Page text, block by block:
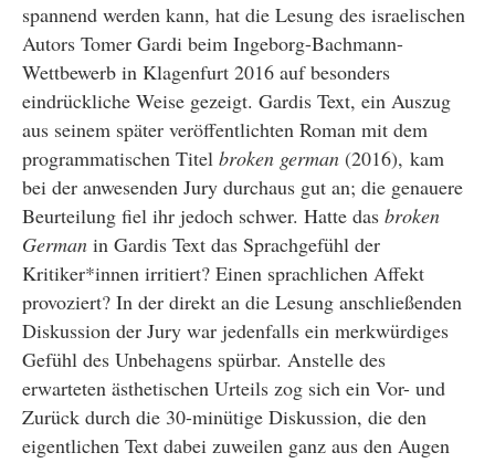
spannend werden kann, hat die Lesung des israelischen
Autors Tomer Gardi beim Ingeborg-Bachmann-
Wettbewerb in Klagenfurt 2016 auf besonders
eindrückliche Weise gezeigt. Gardis Text, ein Auszug
aus seinem später veröffentlichten Roman mit dem
programmatischen Titel broken german (2016), kam
bei der anwesenden Jury durchaus gut an; die genauere
Beurteilung fiel ihr jedoch schwer. Hatte das broken
German in Gardis Text das Sprachgefühl der
Kritiker*innen irritiert? Einen sprachlichen Affekt
provoziert? In der direkt an die Lesung anschließenden
Diskussion der Jury war jedenfalls ein merkwürdiges
Gefühl des Unbehagens spürbar. Anstelle des
erwarteten ästhetischen Urteils zog sich ein Vor- und
Zurück durch die 30-minütige Diskussion, die den
eigentlichen Text dabei zuweilen ganz aus den Augen